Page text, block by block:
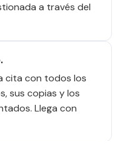
a través del
cita con todos los
sus copias y los
Llega con